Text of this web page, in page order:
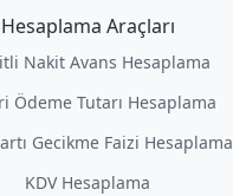
Hesaplama Araçları
Nakit Avans Hesaplama
Ödeme Tutarı Hesaplama
Gecikme Faizi Hesaplama
KDV Hesaplama